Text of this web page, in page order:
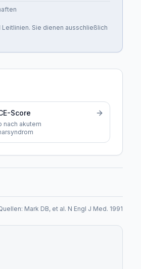
Sie dienen ausschließlich
Score
nach akutem
Mark DB, et al. N Engl J Med. 1991